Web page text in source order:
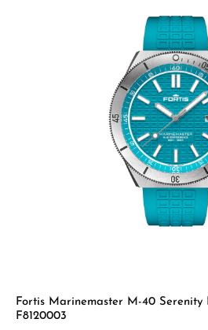
Fortis Marinemaster M-40 Serenity
F8120003